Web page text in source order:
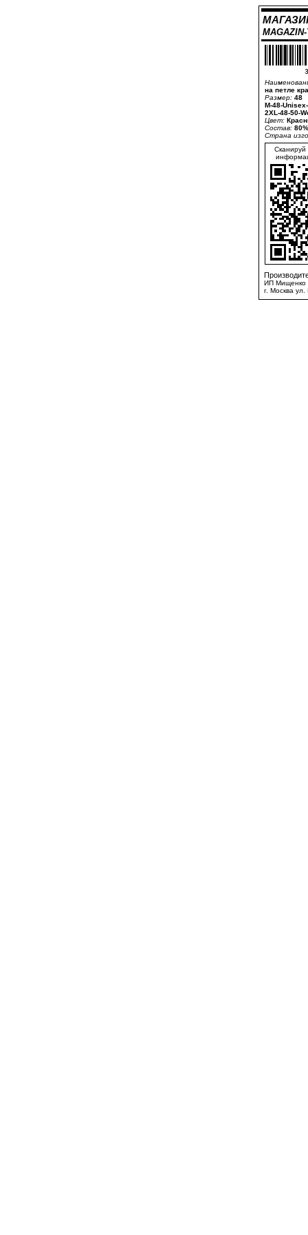
на петле
Размер: 48
M-48-
2XL-48-50-
Цвет:
Состав:
Страна
Сканируй
ИП Мищенко
г. Москва